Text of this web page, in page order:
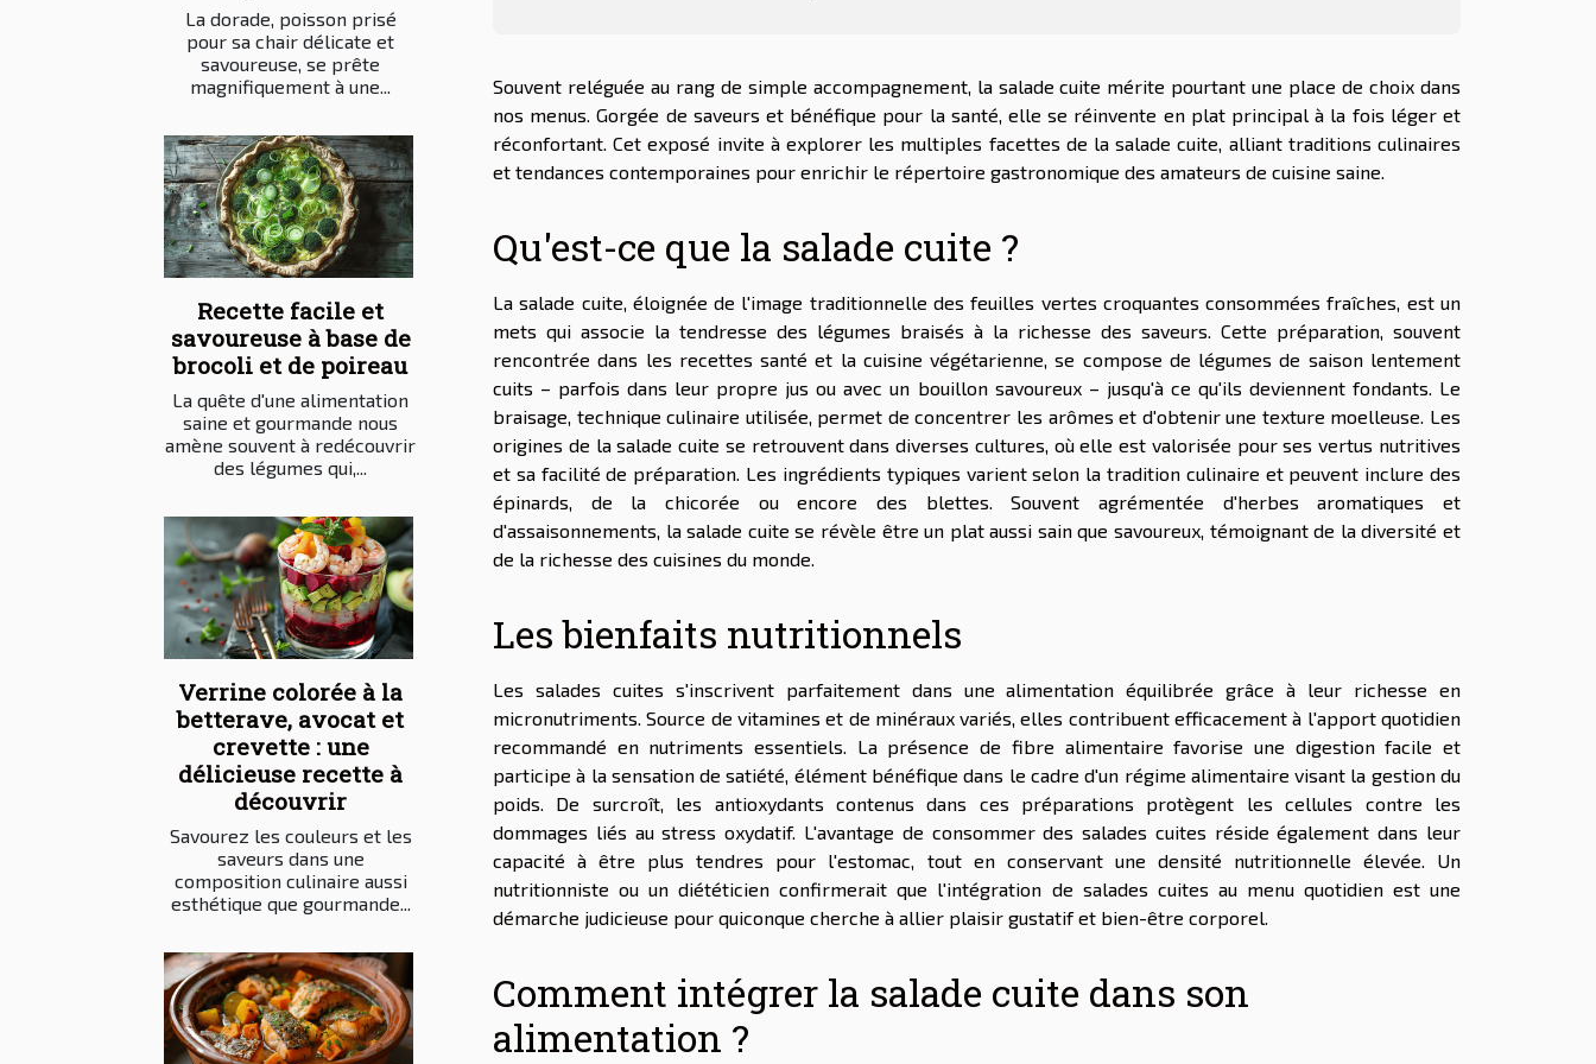
La dorade, poisson prisé
pour sa chair délicate et
savoureuse, se prête
magnifiquement à une...
Recette facile et
savoureuse à base de
brocoli et de poireau
La quête d'une alimentation
saine et gourmande nous
amène souvent à redécouvrir
des légumes qui,...
Verrine colorée à la
betterave, avocat et
crevette : une
délicieuse recette à
découvrir
Savourez les couleurs et les
saveurs dans une
composition culinaire aussi
esthétique que gourmande...
Souvent reléguée au rang de simple accompagnement, la salade cuite mérite pourtant une place de choix dans
nos menus. Gorgée de saveurs et bénéfique pour la santé, elle se réinvente en plat principal à la fois léger et
réconfortant. Cet exposé invite à explorer les multiples facettes de la salade cuite, alliant traditions culinaires
et tendances contemporaines pour enrichir le répertoire gastronomique des amateurs de cuisine saine.
Qu'est-ce que la salade cuite ?
La salade cuite, éloignée de l'image traditionnelle des feuilles vertes croquantes consommées fraîches, est un
mets qui associe la tendresse des légumes braisés à la richesse des saveurs. Cette préparation, souvent
rencontrée dans les recettes santé et la cuisine végétarienne, se compose de légumes de saison lentement
cuits – parfois dans leur propre jus ou avec un bouillon savoureux – jusqu'à ce qu'ils deviennent fondants. Le
braisage, technique culinaire utilisée, permet de concentrer les arômes et d'obtenir une texture moelleuse. Les
origines de la salade cuite se retrouvent dans diverses cultures, où elle est valorisée pour ses vertus nutritives
et sa facilité de préparation. Les ingrédients typiques varient selon la tradition culinaire et peuvent inclure des
épinards, de la chicorée ou encore des blettes. Souvent agrémentée d'herbes aromatiques et
d'assaisonnements, la salade cuite se révèle être un plat aussi sain que savoureux, témoignant de la diversité et
de la richesse des cuisines du monde.
Les bienfaits nutritionnels
Les salades cuites s'inscrivent parfaitement dans une alimentation équilibrée grâce à leur richesse en
micronutriments. Source de vitamines et de minéraux variés, elles contribuent efficacement à l'apport quotidien
recommandé en nutriments essentiels. La présence de fibre alimentaire favorise une digestion facile et
participe à la sensation de satiété, élément bénéfique dans le cadre d'un régime alimentaire visant la gestion du
poids. De surcroît, les antioxydants contenus dans ces préparations protègent les cellules contre les
dommages liés au stress oxydatif. L'avantage de consommer des salades cuites réside également dans leur
capacité à être plus tendres pour l'estomac, tout en conservant une densité nutritionnelle élevée. Un
nutritionniste ou un diététicien confirmerait que l'intégration de salades cuites au menu quotidien est une
démarche judicieuse pour quiconque cherche à allier plaisir gustatif et bien-être corporel.
Comment intégrer la salade cuite dans son
alimentation ?